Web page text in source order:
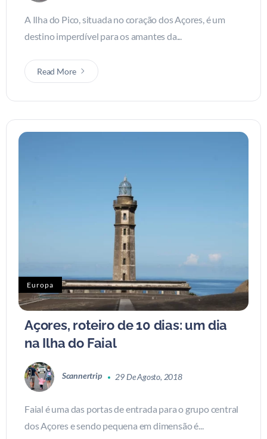
A Ilha do Pico, situada no coração dos Açores, é um
destino imperdível para os amantes da...
Read More
Europa
Açores, roteiro de 10 dias: um dia
na Ilha do Faial
Scannertrip 29 De Agosto, 2018
Faial é uma das portas de entrada para o grupo central
dos Açores e sendo pequena em dimensão é...